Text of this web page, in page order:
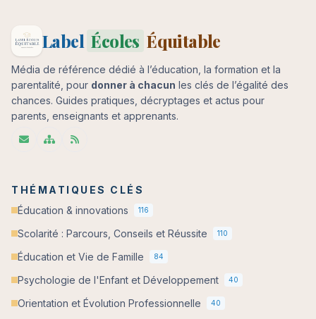
Label Écoles Équitable
Média de référence dédié à l’éducation, la formation et la
parentalité, pour donner à chacun les clés de l’égalité des
chances. Guides pratiques, décryptages et actus pour
parents, enseignants et apprenants.
THÉMATIQUES CLÉS
Éducation & innovations
116
Scolarité : Parcours, Conseils et Réussite 110
Éducation et Vie de Famille 84
Psychologie de l'Enfant et Développement 40
Orientation et Évolution Professionnelle 40